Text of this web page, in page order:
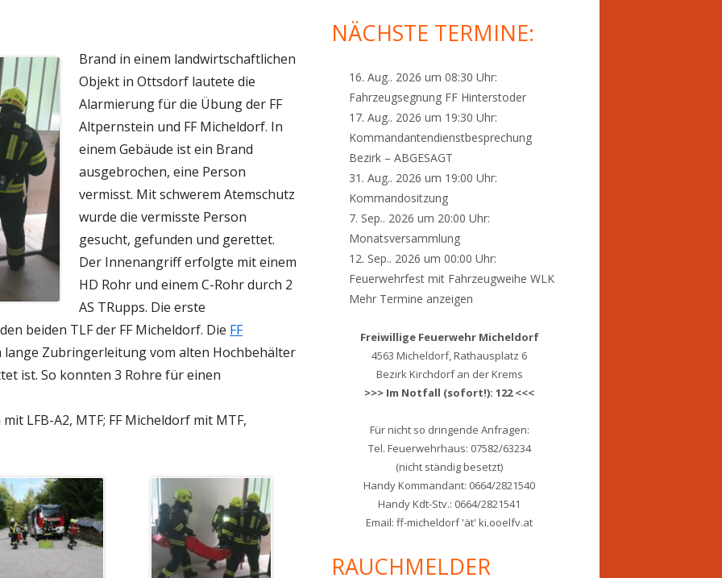
Brand in einem landwirtschaftlichen
Objekt in Ottsdorf lautete die
Alarmierung für die Übung der FF
Altpernstein und FF Micheldorf. In
einem Gebäude ist ein Brand
ausgebrochen, eine Person
vermisst. Mit schwerem Atemschutz
wurde die vermisste Person
gesucht, gefunden und gerettet.
Der Innenangriff erfolgte mit einem
HD Rohr und einem C-Rohr durch 2
AS TRupps. Die erste
beiden TLF der FF Micheldorf. Die FF
lange Zubringerleitungvom alten Hochbehälter
ist. So konnten 3 Rohre für einen
LFB-A2, MTF; FF Micheldorf mit MTF,
Seitenleiste
NÄCHSTE TERMINE:
16. Aug.. 2026 um 08:30 Uhr:
Fahrzeugsegnung FF Hinterstoder
17. Aug.. 2026 um 19:30 Uhr:
Kommandantendienstbesprechung
Bezirk – ABGESAGT
31. Aug.. 2026 um 19:00 Uhr:
Kommandositzung
7. Sep.. 2026 um 20:00 Uhr:
Monatsversammlung
12. Sep.. 2026 um 00:00 Uhr:
Feuerwehrfest mit Fahrzeugweihe WLK
Mehr Termine anzeigen
Freiwillige Feuerwehr Micheldorf
4563 Micheldorf, Rathausplatz 6
Bezirk Kirchdorf an der Krems
>>> Im Notfall (sofort!): 122 <<<
Für nicht so dringende Anfragen:
Tel. Feuerwehrhaus: 07582/63234
(nicht ständig besetzt)
Handy Kommandant: 0664/2821540
Handy Kdt-Stv.: 0664/2821541
Email: ff-micheldorf 'ät' ki.ooelfv.at
RAUCHMELDER